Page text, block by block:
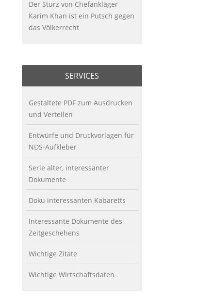
Der Sturz von Chefankläger
Karim Khan ist ein Putsch gegen
das Völkerrecht
SERVICES
Gestaltete PDF zum Ausdrucken
und Verteilen
Entwürfe und Druckvorlagen für
NDS-Aufkleber
Serie alter, interessanter
Dokumente
Doku interessanten Kabaretts
Interessante Dokumente des
Zeitgeschehens
Wichtige Zitate
Wichtige Wirtschaftsdaten